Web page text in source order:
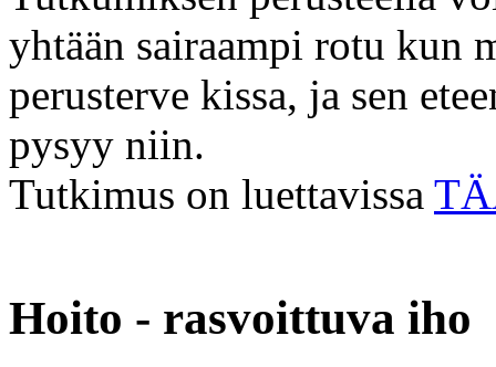
yhtään sairaampi rotu kun
perusterve kissa, ja sen
pysyy niin.
Tutkimus on luettavissa
Hoito - rasvoittuva iho